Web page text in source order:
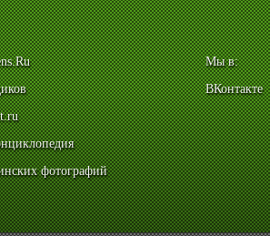
фотографий
Мы в:
ВКонтакте